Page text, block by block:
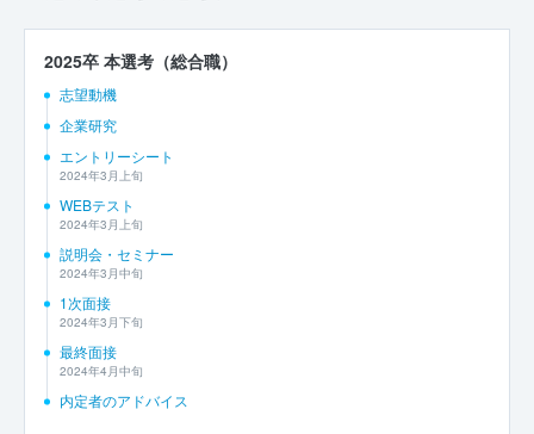
2025卒 本選考（総合職）
志望動機
企業研究
エントリーシート
2024年3月上旬
WEBテスト
2024年3月上旬
説明会・セミナー
2024年3月中旬
1次面接
2024年3月下旬
最終面接
2024年4月中旬
内定者のアドバイス